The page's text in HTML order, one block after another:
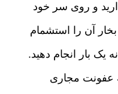
و روی سر خود
آن را استشمام
یک بار انجام دهید.
عفونت مجاری